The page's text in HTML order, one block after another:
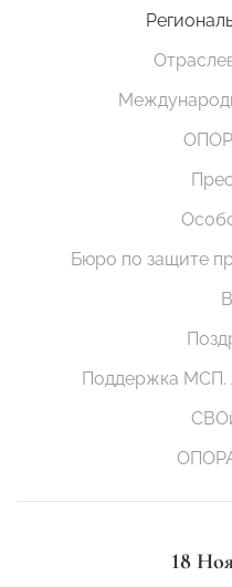
Бюро по защите
Поддержка МСП.
18